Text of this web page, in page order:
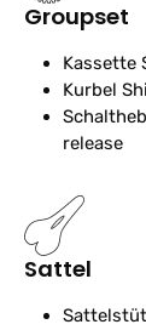
Groupset
Kassette
Kurbel
release
Sattel